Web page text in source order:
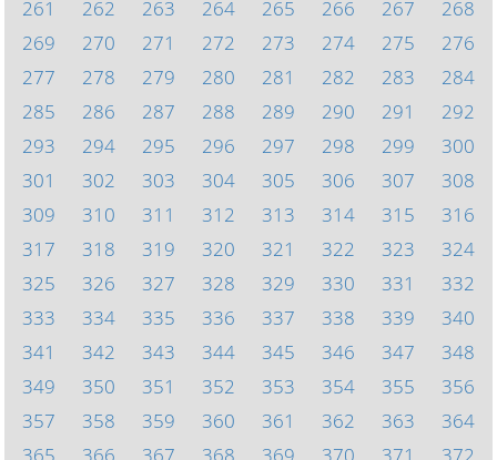
261
262 263 264 265 266 267
268
269
270 271 272 273 274 275
276
277
278 279 280 281 282 283
284
285
286 287 288 289 290 291
292
293
294 295 296 297 298 299
300
301
302 303 304 305 306 307
308
309
310 311 312 313 314 315
316
317
318 319 320 321 322 323
324
325
326 327 328 329 330 331
332
333
334 335 336 337 338 339
340
341
342 343 344 345 346 347
348
349
350 351 352 353 354 355
356
357
358 359 360 361 362 363
364